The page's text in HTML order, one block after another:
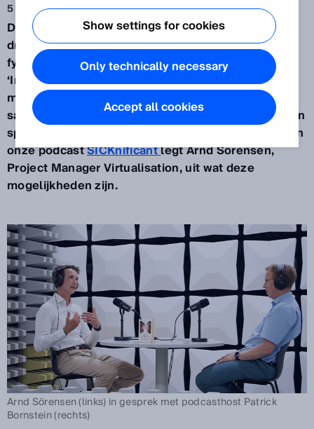
5 okt 2023
De Metaverse: Hiermee bedoelen we een digitale,
driedimensionale, interactieve ruimte waarin de
fysieke en virtuele wereld samensmelten. Als
‘Industrial Metaverse’ opent het nieuwe
mogelijkheden voor productontwikkeling en
samenwerking met onze klanten. Bij SICK houdt een
speciale Think Tank zich met dit onderwerp bezig. In
onze podcastSICKnificantlegt Arnd Sörensen,
Project Manager Virtualisation, uit wat deze
mogelijkheden zijn.
Arnd Sörensen (links) in gesprek met podcasthost Patrick
Bornstein (rechts)
Show settings for cookies
Only technically necessary
Accept all cookies